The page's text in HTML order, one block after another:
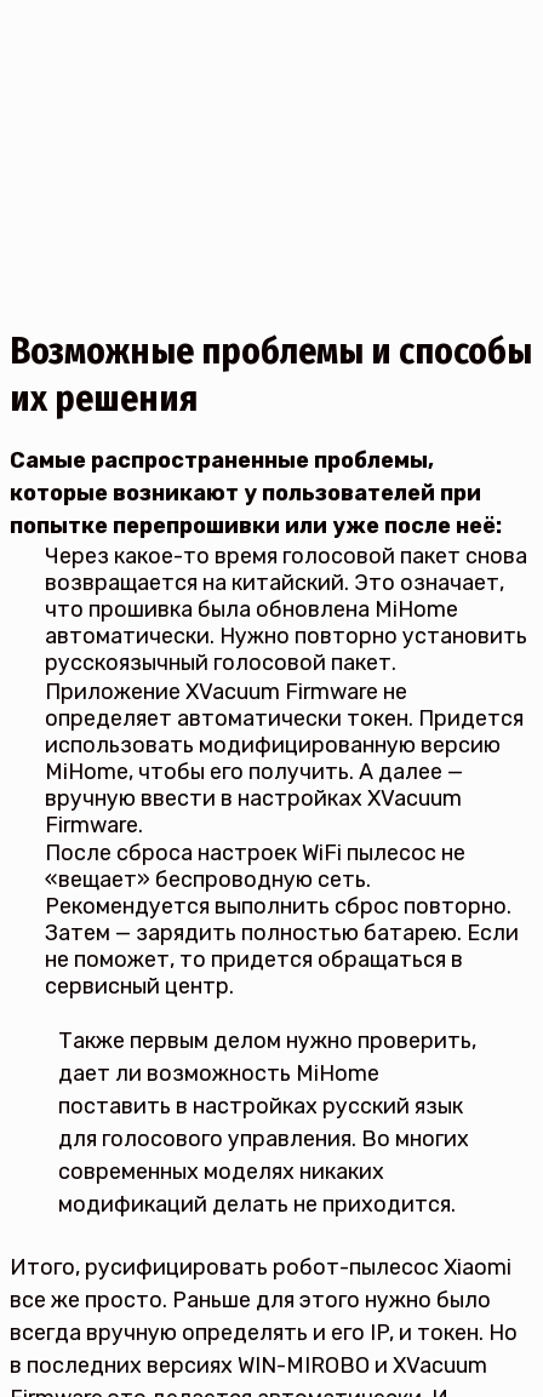
Возможные проблемы и способы
их решения
Самые распространенные проблемы,
которые возникают у пользователей при
попытке перепрошивки или уже после неё:
Через какое-то время голосовой пакет снова
возвращается на китайский. Это означает,
что прошивка была обновлена MiHome
автоматически. Нужно повторно установить
русскоязычный голосовой пакет.
Приложение XVacuum Firmware не
определяет автоматически токен. Придется
использовать модифицированную версию
MiHome, чтобы его получить. А далее —
вручную ввести в настройках XVacuum
Firmware.
После сброса настроек WiFi пылесос не
«вещает» беспроводную сеть.
Рекомендуется выполнить сброс повторно.
Затем — зарядить полностью батарею. Если
не поможет, то придется обращаться в
сервисный центр.
Также первым делом нужно проверить,
дает ли возможность MiHome
поставить в настройках русский язык
для голосового управления. Во многих
современных моделях никаких
модификаций делать не приходится.
Итого, русифицировать робот-пылесос Xiaomi
все же просто. Раньше для этого нужно было
всегда вручную определять и его IP, и токен. Но
в последних версиях WIN-MIROBO и XVacuum